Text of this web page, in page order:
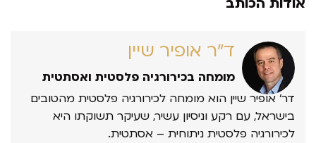
אודות הכותב
ד״ר אופיר שיין
מומחה בכירורגיה פלסטית ואסתטית
דר’ אופיר שיין הוא מומחה לכירורגיה פלסטית מהטובים
בישראל, עם רקע וניסיון עשיר, שעיקר תשוקתו היא
לכירורגיה פלסטית ניתוחית – אסתטית.